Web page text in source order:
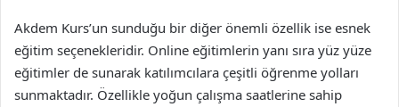
Akdem Kurs’un sunduğu bir diğer önemli özellik ise esnek
eğitim seçenekleridir. Online eğitimlerin yanı sıra yüz yüze
eğitimler de sunarak katılımcılara çeşitli öğrenme yolları
sunmaktadır. Özellikle yoğun çalışma saatlerine sahip